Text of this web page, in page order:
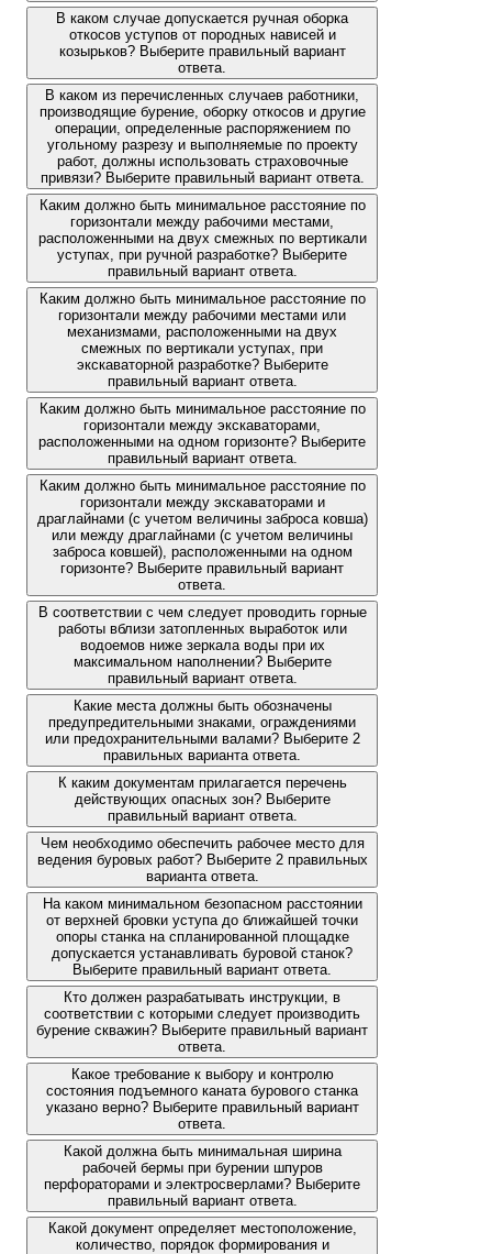
В каком случае допускается ручная оборка
откосов уступов от породных нависей и
козырьков? Выберите правильный вариант
ответа.
В каком из перечисленных случаев работники,
производящие бурение, оборку откосов и другие
операции, определенные распоряжением по
угольному разрезу и выполняемые по проекту
работ, должны использовать страховочные
привязи? Выберите правильный вариант ответа.
Каким должно быть минимальное расстояние по
горизонтали между рабочими местами,
расположенными на двух смежных по вертикали
уступах, при ручной разработке? Выберите
правильный вариант ответа.
Каким должно быть минимальное расстояние по
горизонтали между рабочими местами или
механизмами, расположенными на двух
смежных по вертикали уступах, при
экскаваторной разработке? Выберите
правильный вариант ответа.
Каким должно быть минимальное расстояние по
горизонтали между экскаваторами,
расположенными на одном горизонте? Выберите
правильный вариант ответа.
Каким должно быть минимальное расстояние по
горизонтали между экскаваторами и
драглайнами (с учетом величины заброса ковша)
или между драглайнами (с учетом величины
заброса ковшей), расположенными на одном
горизонте? Выберите правильный вариант
ответа.
В соответствии с чем следует проводить горные
работы вблизи затопленных выработок или
водоемов ниже зеркала воды при их
максимальном наполнении? Выберите
правильный вариант ответа.
Какие места должны быть обозначены
предупредительными знаками, ограждениями
или предохранительными валами? Выберите 2
правильных варианта ответа.
К каким документам прилагается перечень
действующих опасных зон? Выберите
правильный вариант ответа.
Чем необходимо обеспечить рабочее место для
ведения буровых работ? Выберите 2 правильных
варианта ответа.
На каком минимальном безопасном расстоянии
от верхней бровки уступа до ближайшей точки
опоры станка на спланированной площадке
допускается устанавливать буровой станок?
Выберите правильный вариант ответа.
Кто должен разрабатывать инструкции, в
соответствии с которыми следует производить
бурение скважин? Выберите правильный вариант
ответа.
Какое требование к выбору и контролю
состояния подъемного каната бурового станка
указано верно? Выберите правильный вариант
ответа.
Какой должна быть минимальная ширина
рабочей бермы при бурении шпуров
перфораторами и электросверлами? Выберите
правильный вариант ответа.
Какой документ определяет местоположение,
количество, порядок формирования и